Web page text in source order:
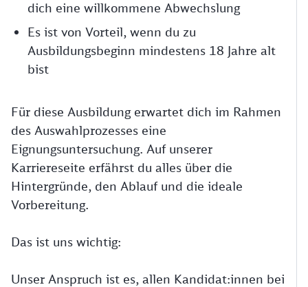
dich eine willkommene Abwechslung
Es ist von Vorteil, wenn du zu
Ausbildungsbeginn mindestens 18 Jahre alt
bist
Für diese Ausbildung erwartet dich im Rahmen
des Auswahlprozesses eine
Eignungsuntersuchung. Auf unserer
Karriereseite erfährst du alles über die
Hintergründe, den Ablauf und die ideale
Vorbereitung.
Das ist uns wichtig:
Unser Anspruch ist es, allen Kandidat:innen bei